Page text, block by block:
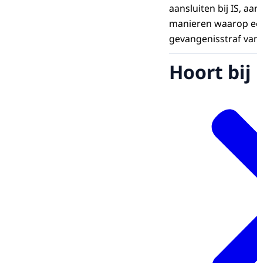
aansluiten bij IS,
manieren waarop
gevangenisstraf
Hoort bij